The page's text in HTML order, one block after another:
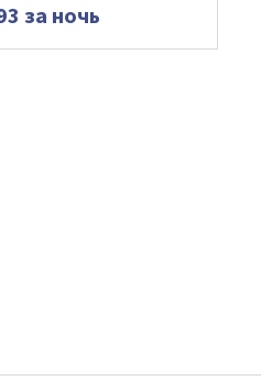
за ночь